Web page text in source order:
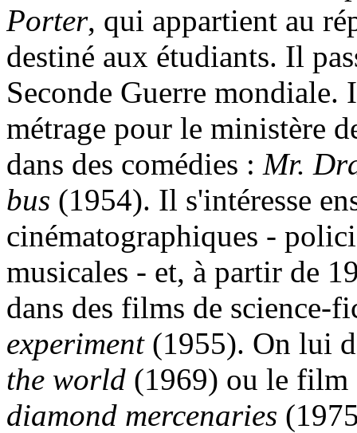
Porter, qui appartient au
destiné aux étudiants. Il
Seconde Guerre
métrage pour le ministère
dans des comédies : Mr.
bus (1954). Il s'intéresse
cinématographiques -
musicales - et, à partir de
dans des films de science-
experiment(1955). On lui
the world (1969) ou le film
diamond mercenaries